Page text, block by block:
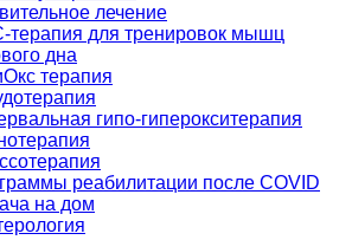
лечение
терапия для тренировок мышц
дна
терапия
гипо-гиперокситерапия
реабилитации после СOVID
на дом